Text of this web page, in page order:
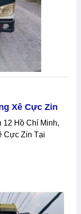
Xê Cực Zin
Cực Zin Tại